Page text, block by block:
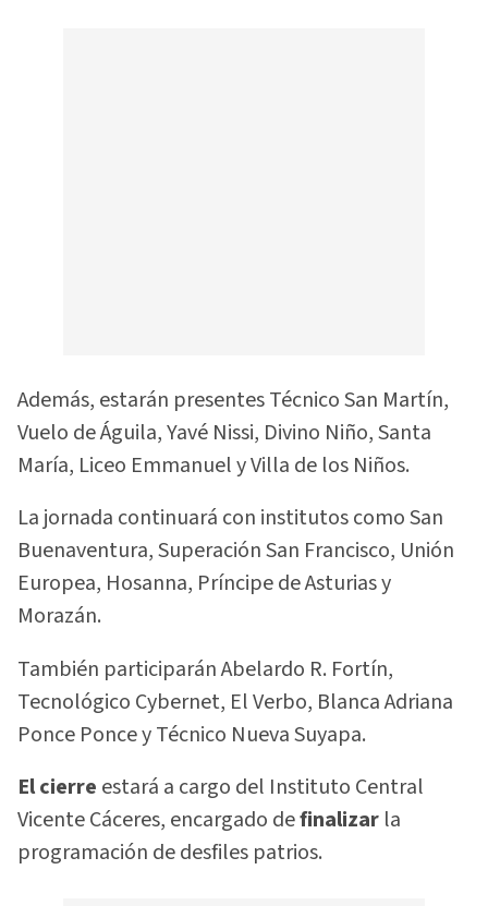
Además, estarán presentes Técnico San Martín,
Vuelo de Águila, Yavé Nissi, Divino Niño, Santa
María, Liceo Emmanuel y Villa de los Niños.
La jornada continuará con institutos como San
Buenaventura, Superación San Francisco, Unión
Europea, Hosanna, Príncipe de Asturias y
Morazán.
También participarán Abelardo R. Fortín,
Tecnológico Cybernet, El Verbo, Blanca Adriana
Ponce Ponce y Técnico Nueva Suyapa.
El cierre estará a cargo del Instituto Central
Vicente Cáceres, encargado definalizar la
programación de desfiles patrios.